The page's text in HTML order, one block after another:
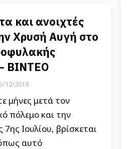
και ανοιχτές
Χρυσή Αυγή στο
ΒΙΝΤΕΟ
12/2019
μήνες μετά τον
πόλεμο και την
7ης Ιουλίου, βρίσκεται
αυτό